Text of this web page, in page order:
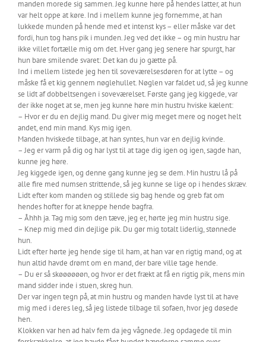
manden morede sig sammen. Jeg kunne høre på hendes latter, at hun
var helt oppe at køre. Ind i mellem kunne jeg fornemme, at han
lukkede munden på hende med et intenst kys – eller måske var det
fordi, hun tog hans pik i munden. Jeg ved det ikke – og min hustru har
ikke villet fortælle mig om det. Hver gang jeg senere har spurgt, har
hun bare smilende svaret: Det kan du jo gætte på.
Ind i mellem listede jeg hen til soveværelsesdøren for at lytte – og
måske få et kig gennem nøglehullet. Nøglen var faldet ud, så jeg kunne
se lidt af dobbeltsengen i soveværelset. Første gang jeg kiggede, var
der ikke noget at se, men jeg kunne høre min hustru hviske kælent:
– Hvor er du en dejlig mand. Du giver mig meget mere og noget helt
andet, end min mand. Kys mig igen.
Manden hviskede tilbage, at han syntes, hun var en dejlig kvinde.
– Jeg er varm på dig og har lyst til at tage dig igen og igen, sagde han,
kunne jeg høre.
Jeg kiggede igen, og denne gang kunne jeg se dem. Min hustru lå på
alle fire med numsen strittende, så jeg kunne se lige op i hendes skræv.
Lidt efter kom manden og stillede sig bag hende og greb fat om
hendes hofter for at kneppe hende bagfra.
– Åhhh ja. Tag mig som den tæve, jeg er, hørte jeg min hustru sige.
– Knep mig med din dejlige pik. Du gør mig totalt liderlig, stønnede
hun.
Lidt efter hørte jeg hende sige til ham, at han var en rigtig mand, og at
hun altid havde drømt om en mand, der bare ville tage hende.
– Du er så skøøøøøøn, og hvor er det frækt at få en rigtig pik, mens min
mand sidder inde i stuen, skreg hun.
Der var ingen tegn på, at min hustru og manden havde lyst til at have
mig med i deres leg, så jeg listede tilbage til sofaen, hvor jeg døsede
hen.
Klokken var hen ad halv fem da jeg vågnede. Jeg opdagede til min